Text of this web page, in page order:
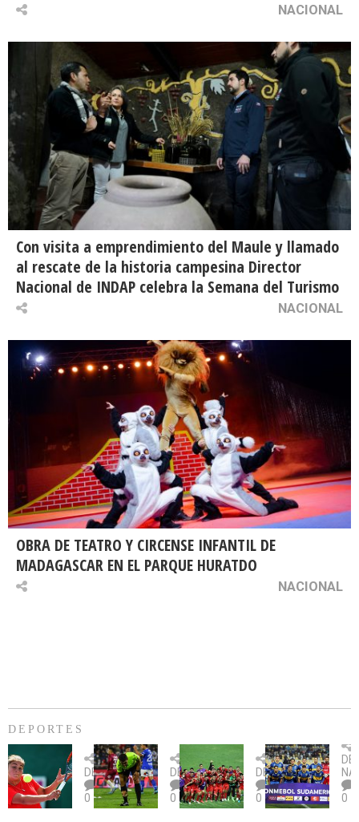
NACIONAL
Con visita a emprendimiento del Maule y llamado
al rescate de la historia campesina Director
Nacional de INDAP celebra la Semana del Turismo
NACIONAL
OBRA DE TEATRO Y CIRCENSE INFANTIL DE
MADAGASCAR EN EL PARQUE HURATDO
NACIONAL
DEPORTES
Billie
Jean
King
Cup:
DEPORTES
0
U.
Católica
fue
citada
DEPORTES
0
Copa
Sudamericana:
U.
La
DEPORTES
0
un
0